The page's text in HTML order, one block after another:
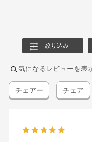
絞り込み
気になるレビューを表
チェアー チェア